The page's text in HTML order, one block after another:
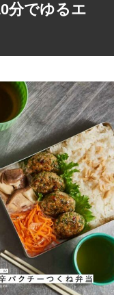
分でゆるエ